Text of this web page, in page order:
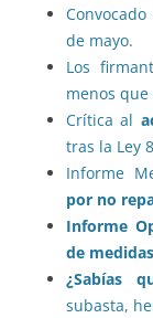
Convocado
de mayo.
Los
menos
Crítica al
tras la Ley
Informe
por no
Informe
de
¿Sabías
subasta,